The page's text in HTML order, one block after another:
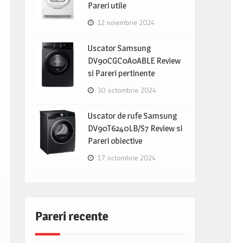
Pareri utile
12 noiembrie 2024
Uscator Samsung
DV90CGC0A0ABLE Review
si Pareri pertinente
30 octombrie 2024
Uscator de rufe Samsung
DV90T6240LB/S7 Review si
Pareri obiective
17 octombrie 2024
Pareri recente